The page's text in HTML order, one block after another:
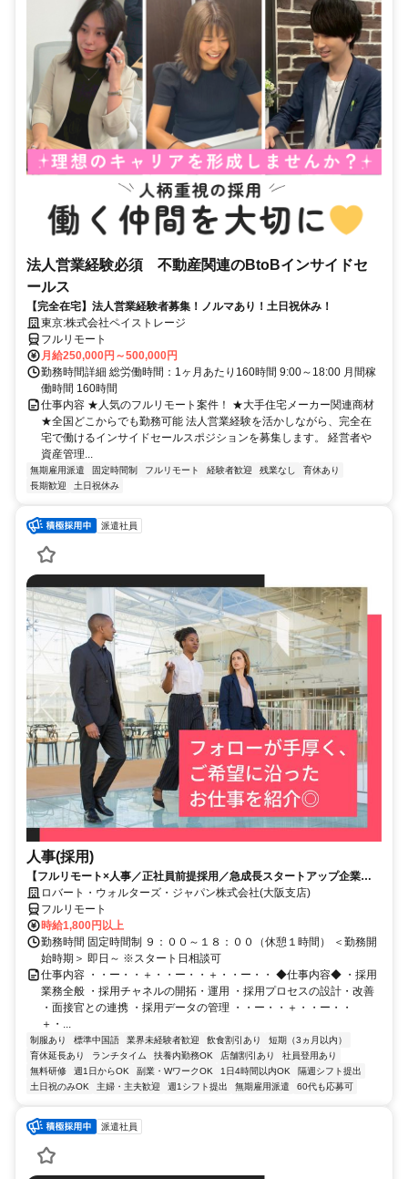
法人営業経験必須 不動産関連のBtoBインサイドセ
ールス
【完全在宅】法人営業経験者募集！ノルマあり！土日祝休み！
東京:株式会社ペイストレージ
フルリモート
月給250,000円～500,000円
勤務時間詳細 総労働時間：1ヶ月あたり160時間 9:00～18:00 月間稼
働時間 160時間
仕事内容 ★人気のフルリモート案件！ ★大手住宅メーカー関連商材
★全国どこからでも勤務可能 法人営業経験を活かしながら、完全在
宅で働けるインサイドセールスポジションを募集します。 経営者や
資産管理...
無期雇用派遣 固定時間制 フルリモート 経験者歓迎 残業なし
育休あり
長期歓迎
土日祝休み
派遣社員
人事(採用)
【フルリモート×人事／正社員前提採用／急成長スタートアップ企業／
英語】Robert Walters
ロバート・ウォルターズ・ジャパン株式会社(大阪支店)
フルリモート
時給1,800円以上
勤務時間 固定時間制 ９：００～１８：００（休憩１時間） ＜勤務開
始時期＞ 即日～ ※スタート日相談可
仕事内容 ・・ー・・＋・・ー・・＋・・ー・・ ◆仕事内容◆ ・採用
業務全般 ・採用チャネルの開拓・運用 ・採用プロセスの設計・改善
・面接官との連携 ・採用データの管理 ・・ー・・＋・・ー・・
＋・...
制服あり 標準中国語 業界未経験者歓迎 飲食割引あり
短期（3ヵ月以内）
育休延長あり
ランチタイム 扶養内勤務OK 店舗割引あり
社員登用あり
無料研修
週1日からOK 副業・WワークOK 1日4時間以内OK
隔週シフト提出
土日祝のみOK
主婦・主夫歓迎 週1シフト提出 無期雇用派遣 60代も応募可
派遣社員